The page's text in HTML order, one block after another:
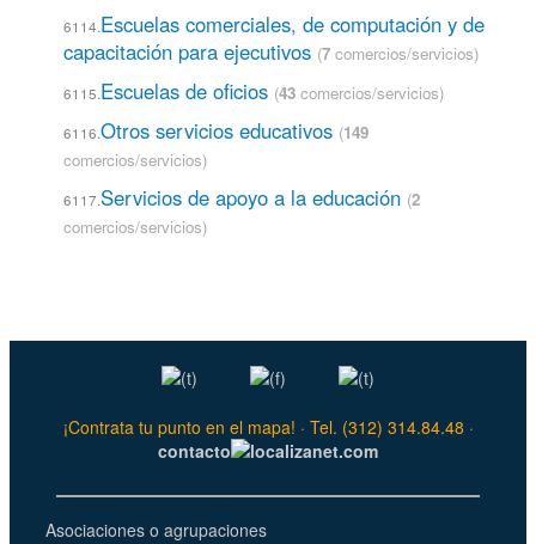
6114.Escuelas comerciales, de computación y de
capacitación para ejecutivos (7 comercios/servicios)
6115.Escuelas de oficios (43 comercios/servicios)
6116.Otros servicios educativos (149
comercios/servicios)
6117.Servicios de apoyo a la educación (2
comercios/servicios)
¡Contrata tu punto en el mapa! · Tel. (312) 314.84.48 ·
contacto
localizanet.com
Asociaciones o agrupaciones